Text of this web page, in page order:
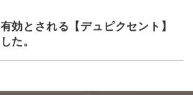
効とされる【デュピクセント】
た。